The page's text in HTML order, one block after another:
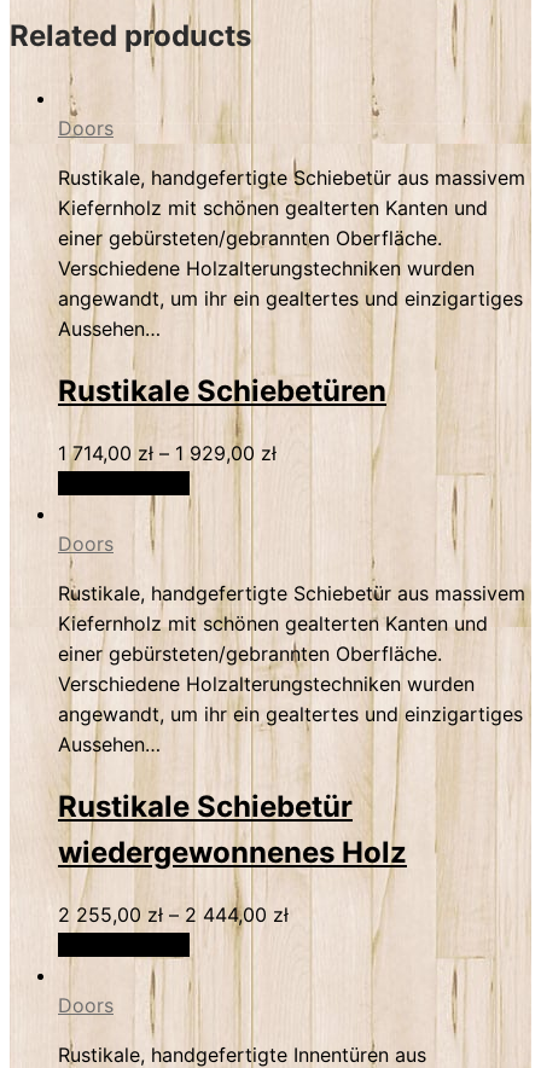
Related products
Doors
Rustikale, handgefertigte Schiebetür aus massivem
Kiefernholz mit schönen gealterten Kanten und
einer gebürsteten/gebrannten Oberfläche.
Verschiedene Holzalterungstechniken wurden
angewandt, um ihr ein gealtertes und einzigartiges
Aussehen…
Rustikale Schiebetüren
1 714,00 zł – 1 929,00 zł
Doors
Rustikale, handgefertigte Schiebetür aus massivem
Kiefernholz mit schönen gealterten Kanten und
einer gebürsteten/gebrannten Oberfläche.
Verschiedene Holzalterungstechniken wurden
angewandt, um ihr ein gealtertes und einzigartiges
Aussehen…
Rustikale Schiebetür
wiedergewonnenes Holz
2 255,00 zł – 2 444,00 zł
Doors
Rustikale, handgefertigte Innentüren aus